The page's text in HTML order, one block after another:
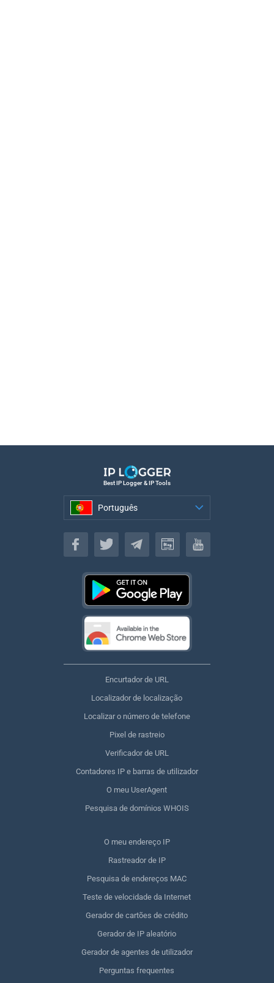
Best IP Logger & IP Tools
Português
Português
Encurtador de URL
Localizador de localização
Localizar o número de telefone
Pixel de rastreio
Verificador de URL
Contadores IP e barras de utilizador
O meu UserAgent
Pesquisa de domínios WHOIS
O meu endereço IP
Rastreador de IP
Pesquisa de endereços MAC
Teste de velocidade da Internet
Gerador de cartões de crédito
Gerador de IP aleatório
Gerador de agentes de utilizador
Perguntas frequentes